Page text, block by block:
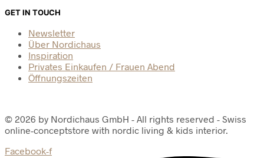
GET IN TOUCH
Newsletter
Über Nordichaus
Inspiration
Privates Einkaufen / Frauen Abend
Öffnungszeiten
© 2026 by Nordichaus GmbH - All rights reserved - Swiss
online-conceptstore with nordic living & kids interior.
Facebook-f